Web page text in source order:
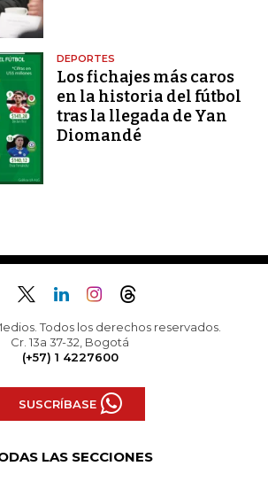
DEPORTES
Los fichajes más caros
en la historia del fútbol
tras la llegada de Yan
Diomandé
Todos los derechos reservados.
Cr. 13a 37-32, Bogotá
(+57) 1 4227600
SUSCRÍBASE
LAS SECCIONES